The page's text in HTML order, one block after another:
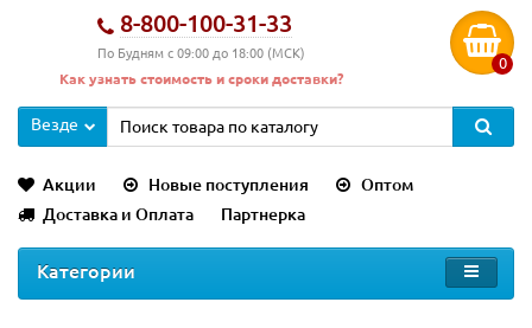
8-800-100-31-33
По Будням с 09:00 до 18:00 (МСК)
Как узнать стоимость и сроки доставки?
0
Везде
Акции Новые поступления
Оптом
Доставка и Оплата
Партнерка
Категории